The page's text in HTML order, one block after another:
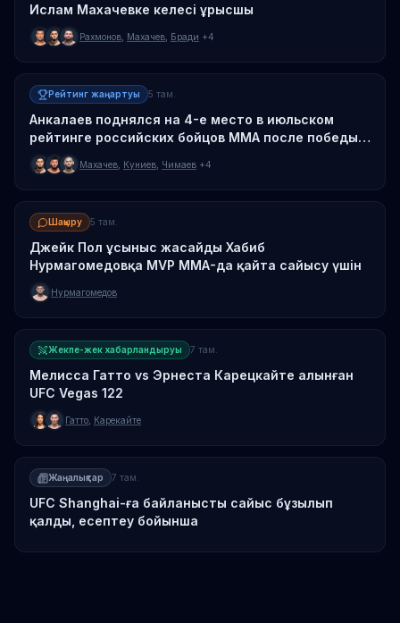
Ислам Махачевке келесі ұрысшы
Рахмонов Махачев Бради +4
Рейтинг жаңартуы 5 там.
Анкалаев поднялся на 4-е место в июльском
рейтинге российских бойцов MMA после победы
над Гусковым
Махачев Куниев Чимаев +4
Шақыру 5 там.
Джейк Пол ұсыныс жасайды Хабиб
Нурмагомедовқа MVP MMA-да қайта сайысу үшін
Нурмагомедов
Жекпе-жек хабарландыруы 7 там.
Мелисса Гатто vs Эрнеста Карецкайте алынған
UFC Vegas 122
Гатто Карекайте
Жаңалықтар 7 там.
UFC Shanghai-ға байланысты сайыс бұзылып
қалды, есептеу бойынша